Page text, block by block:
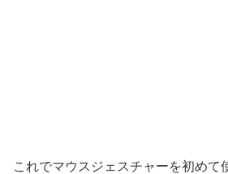
これでマウスジェスチャーを初めて